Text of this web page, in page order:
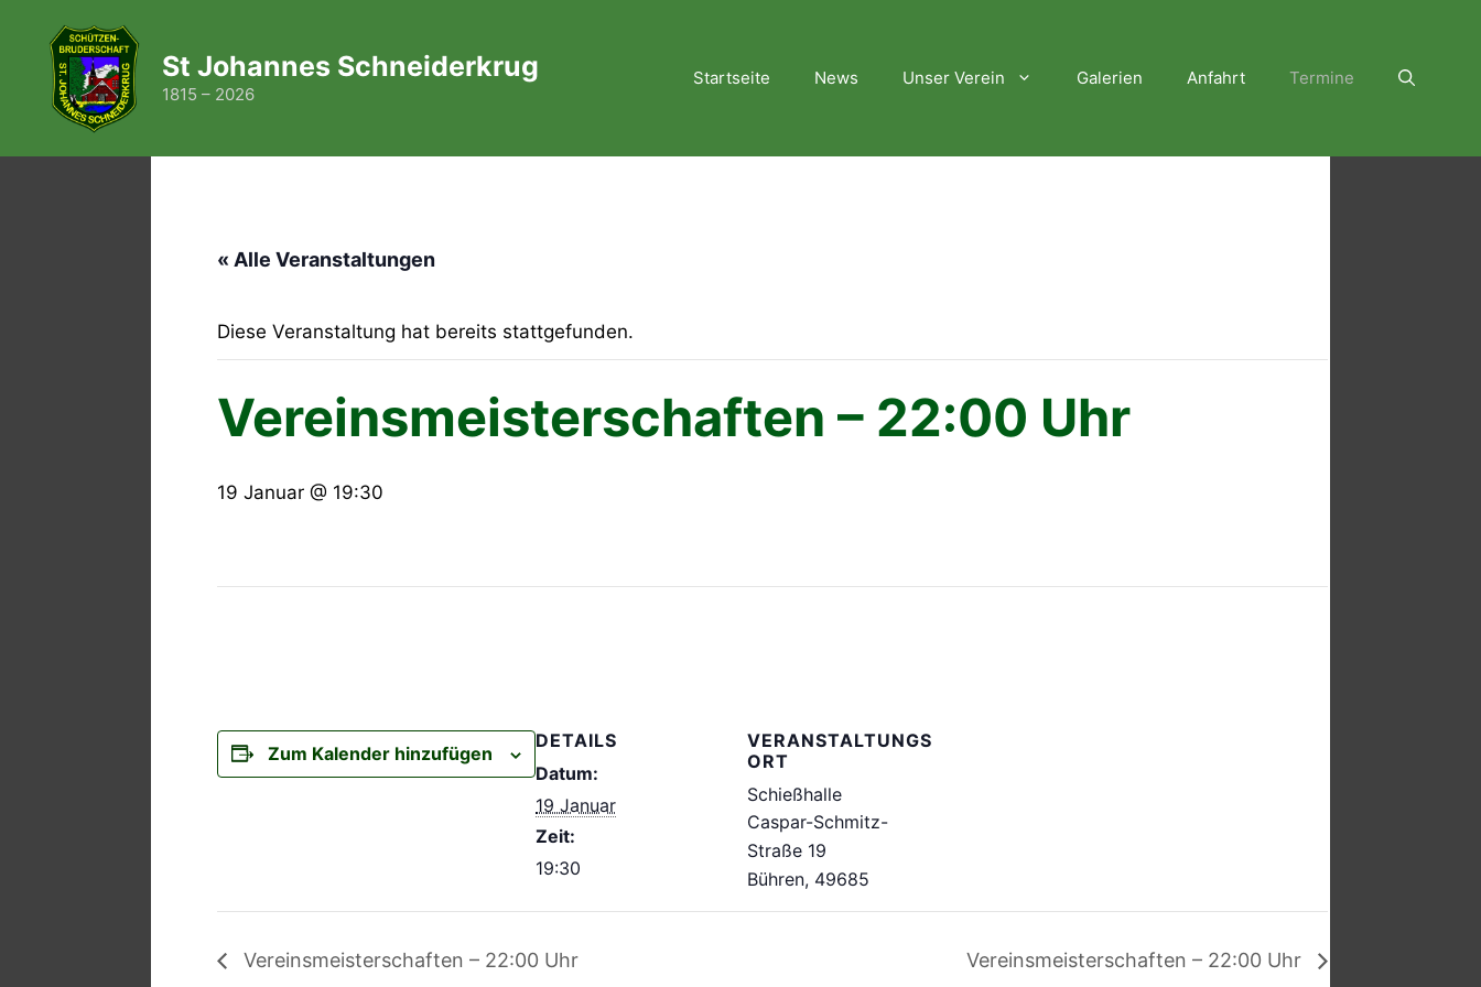
springen
St Johannes Schneiderkrug
1815 – 2026
Startseite News Unser Verein Galerien Anfahrt Termine
« Alle Veranstaltungen
Diese Veranstaltung hat bereits stattgefunden.
Vereinsmeisterschaften – 22:00 Uhr
19 Januar @ 19:30
Zum Kalender hinzufügen
DETAILS
Datum:
19 Januar
Zeit:
19:30
VERANSTALTUNGS
ORT
Schießhalle
Caspar-Schmitz-
Straße 19
Bühren, 49685
Vereinsmeisterschaften – 22:00 Uhr Vereinsmeisterschaften – 22:00 Uhr